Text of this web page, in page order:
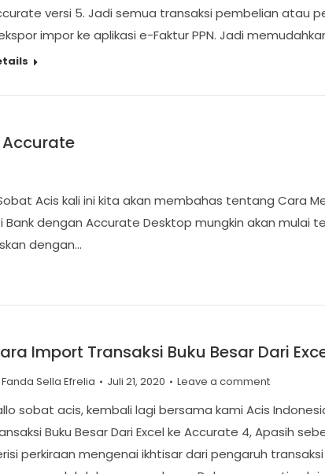
versi 5. Jadi semua transaksi pembelian atau
impor ke aplikasi e-Faktur PPN. Jadi
Accurate
Acis kali ini kita akan membahas tentang Cara
dengan Accurate Desktop mungkin akan mulai
dengan…
Import Transaksi Buku Besar Dari
Fanda Sella Efrelia Juli 21, 2020 Leave a comment
sobat acis, kembali lagi bersama kami Acis
Buku Besar Dari Excel ke Accurate 4, Apasih
perkiraan mengenai ikhtisar dari pengaruh